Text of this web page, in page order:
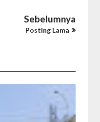
Sebelumnya
Posting Lama